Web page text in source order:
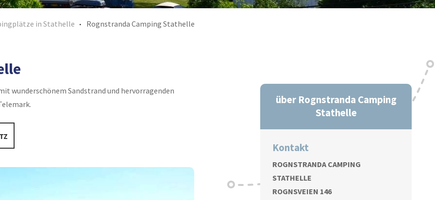
in Stathelle Rognstranda Camping Stathelle
wunderschönem Sandstrand und hervorragenden
über Rognstranda Camping
Stathelle
Kontakt
ROGNSTRANDA CAMPING
STATHELLE
ROGNSVEIEN 146